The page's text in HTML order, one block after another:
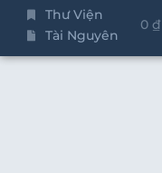
Thư Viện
Tài Nguyên
0 ₫